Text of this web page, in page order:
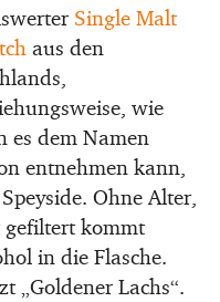
Single Malt
aus den
wie
es dem Namen
entnehmen kann,
Ohne Alter,
kommt
in die Flasche.
„Goldener Lachs“.